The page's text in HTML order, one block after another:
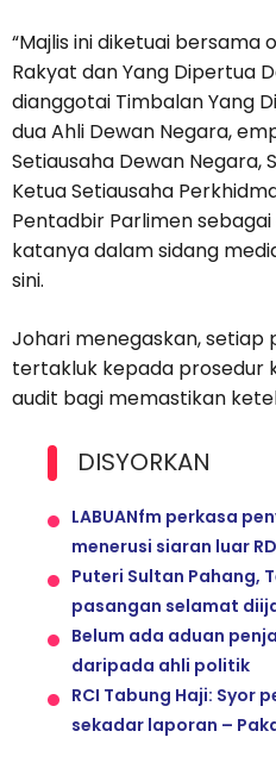
“Majlis ini diketuai bersama
Rakyat dan Yang Dipertua
dianggotai Timbalan Yang
dua Ahli Dewan Negara,
Setiausaha Dewan Negara,
Ketua Setiausaha
Pentadbir Parlimen
katanya dalam sidang
sini.
Johari menegaskan, setiap
tertakluk kepada
audit bagi memastikan
DISYORKAN
LABUANfm perkasa
menerusi siaran luar
Puteri Sultan Pahang,
pasangan selamat
Belum ada aduan
daripada ahli politik
RCI Tabung Haji: Syor
sekadar laporan –